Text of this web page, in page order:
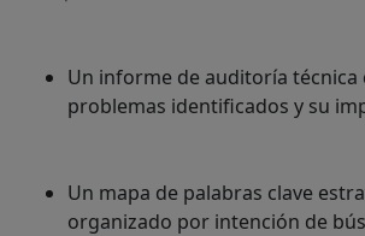
Un informe de auditoría técnica
problemas identificados y su
Un mapa de palabras clave
organizado por intención de